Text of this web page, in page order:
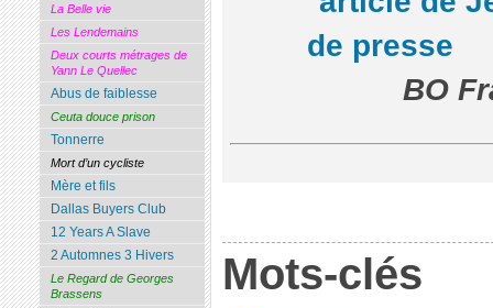
de presse
BO
Mots-clés
La Belle vie
Les Lendemains
Deux courts métrages de
Yann Le Quellec
Abus de faiblesse
Ceuta douce prison
Tonnerre
Mort d’un cycliste
Mère et fils
Dallas Buyers Club
12 Years A Slave
2 Automnes 3 Hivers
Le Regard de Georges
Brassens